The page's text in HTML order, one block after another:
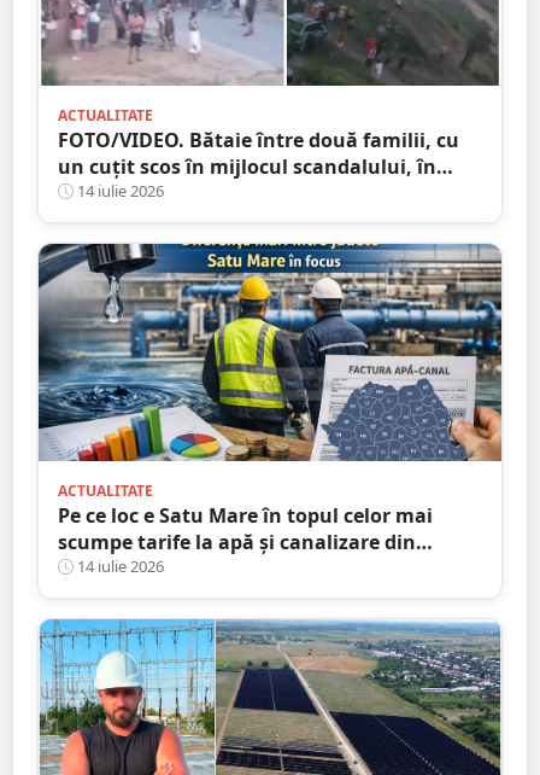
ACTUALITATE
FOTO/VIDEO. Bătaie între două familii, cu
un cuțit scos în mijlocul scandalului, în
Satu Mare. 400 de persoane la fața locului
14 iulie 2026
ACTUALITATE
Pe ce loc e Satu Mare în topul celor mai
scumpe tarife la apă și canalizare din
România
14 iulie 2026